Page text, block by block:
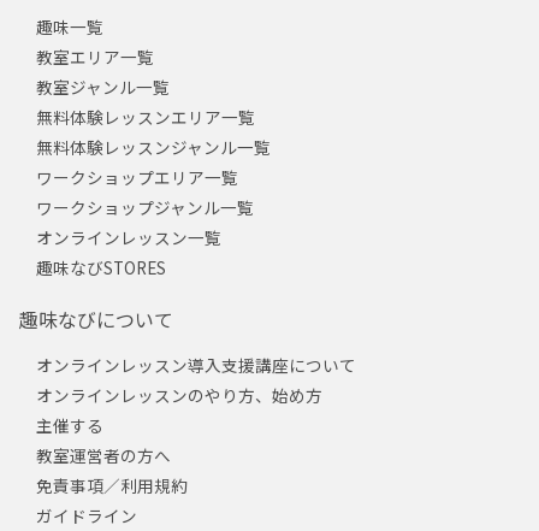
趣味一覧
教室エリア一覧
教室ジャンル一覧
無料体験レッスンエリア一覧
無料体験レッスンジャンル一覧
ワークショップエリア一覧
ワークショップジャンル一覧
オンラインレッスン一覧
趣味なびSTORES
趣味なびについて
オンラインレッスン導入支援講座について
オンラインレッスンのやり方、始め方
主催する
教室運営者の方へ
免責事項／利用規約
ガイドライン